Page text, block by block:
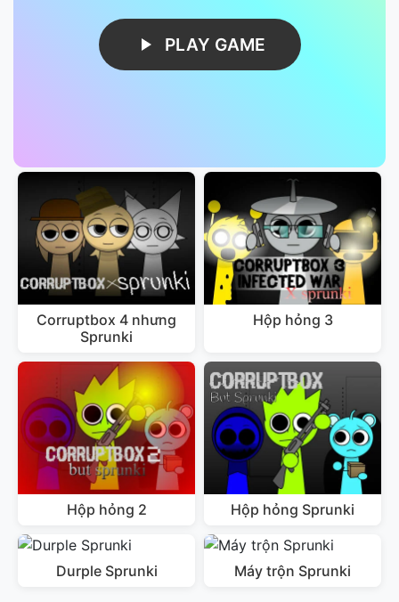
PLAY GAME
Corruptbox 4 nhưng
Sprunki
Hộp hỏng 3
Hộp hỏng 2 Hộp hỏng Sprunki
Durple Sprunki Máy trộn Sprunki